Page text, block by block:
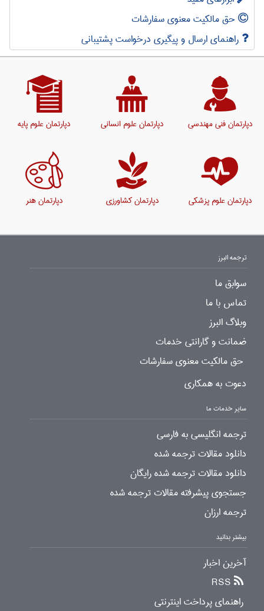
حق مالکیت معنوی سفارشات
راهنمای ارسال و پیگیری درخواست پشتیبانی
دپارتمان فنی مهندسی دپارتمان علوم انسانی دپارتمان علوم پایه
دپارتمان علوم پزشکی دپارتمان کشاورزی دپارتمان هنر
ترجمه البرز
سوابق ما
تماس با ما
وبلاگ البرز
ضمانت و گارانتی خدمات
حق مالکیت معنوی سفارشات
دعوت به همکاری
سایر خدمات ما
ترجمه انگلیسی به فارسی
دانلود مقالات ترجمه شده
دانلود مقالات ترجمه شده رایگان
جستجوی پیشرفته مقالات ترجمه شده
ترجمه ارزان
بیشتر بدانید
آخرین اخبار
RSS
راهنمای پرداخت اینترنتی